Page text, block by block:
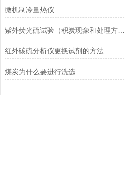
微机制冷量热仪
紫外荧光硫试验（积炭现象和处理方法）
红外碳硫分析仪更换试剂的方法
煤炭为什么要进行洗选